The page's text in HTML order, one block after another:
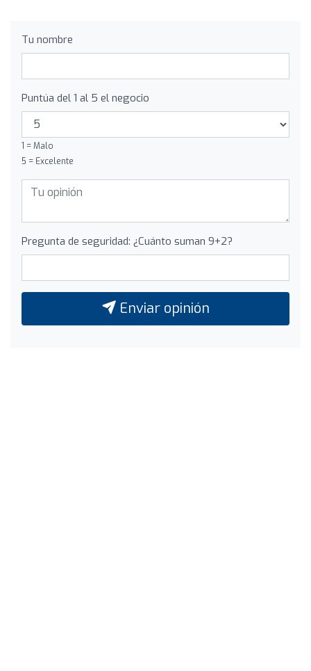
Tu nombre
Puntúa del 1 al 5 el negocio
1 = Malo
5 = Excelente
Pregunta de seguridad: ¿Cuánto suman 9+2?
Enviar opinión